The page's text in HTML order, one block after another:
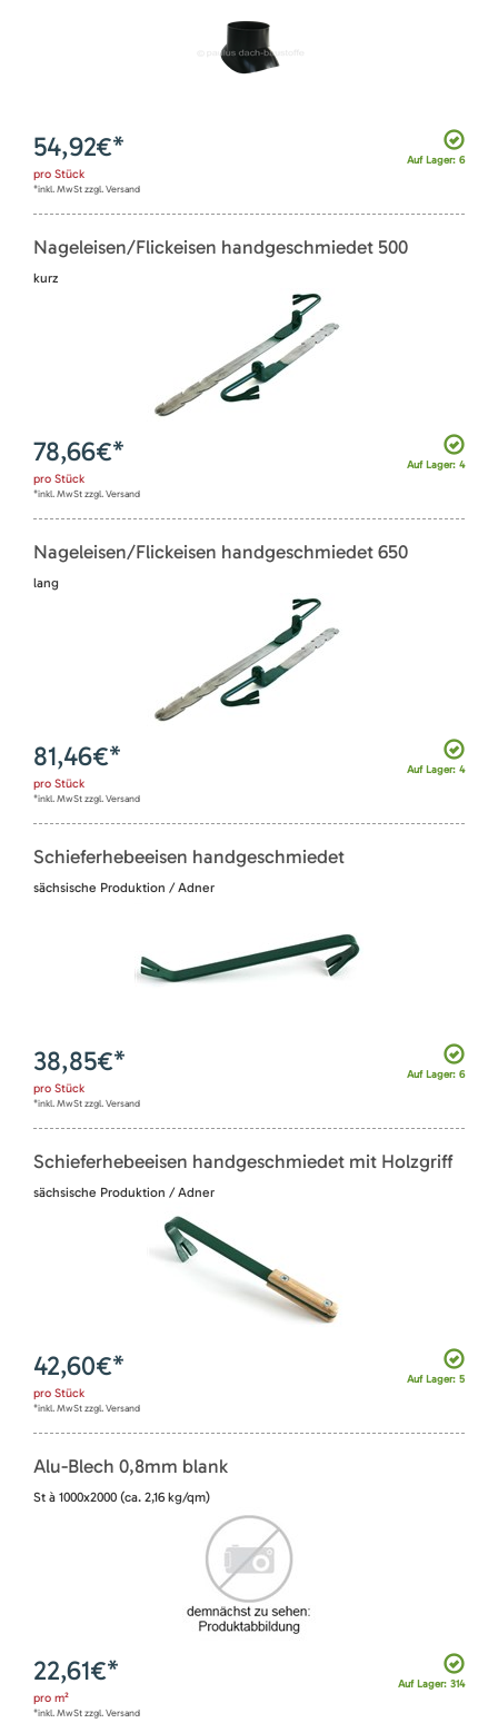
Auf Lager: 6
54,92€*
pro Stück
*inkl. MwSt zzgl. Versand
Nageleisen/Flickeisen handgeschmiedet 500
kurz
Auf Lager: 4
78,66€*
pro Stück
*inkl. MwSt zzgl. Versand
Nageleisen/Flickeisen handgeschmiedet 650
lang
Auf Lager: 4
81,46€*
pro Stück
*inkl. MwSt zzgl. Versand
Schieferhebeeisen handgeschmiedet
sächsische Produktion / Adner
Auf Lager: 6
38,85€*
pro Stück
*inkl. MwSt zzgl. Versand
Schieferhebeeisen handgeschmiedet mit Holzgriff
sächsische Produktion / Adner
Auf Lager: 5
42,60€*
pro Stück
*inkl. MwSt zzgl. Versand
Alu-Blech 0,8mm blank
St à 1000x2000 (ca. 2,16 kg/qm)
Auf Lager: 314
22,61€*
pro m²
*inkl. MwSt zzgl. Versand